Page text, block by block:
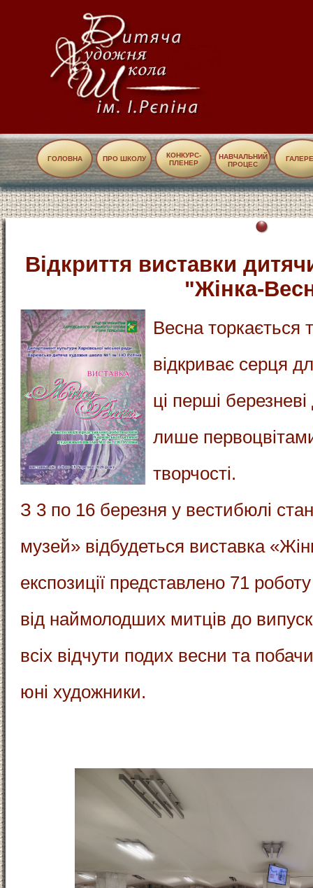
ГОЛОВНА ПРО ШКОЛУ
КОНКУРС-
ПЛЕНЕР
НАВЧАЛЬНИЙ
ПРОЦЕС
Відкриття виставки
"Жінка-
Весна торкається
відкриває серця
ці перші березневі
лише
творчості.
З 3 по 16 березня у вестибюлі
музей» відбудеться виставка
експозиції представлено 71
від наймолодших митців до
всіх відчути подих весни та
юні художники.